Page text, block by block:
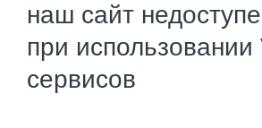
наш сайт
при использовании
сервисов